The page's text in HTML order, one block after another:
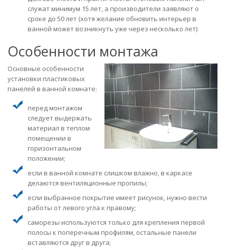
служат минимум 15 лет, а производители заявляют о
сроке до 50 лет (хотя желание обновить интерьер в
ванной может возникнуть уже через несколько лет)
Особенности монтажа
Основные особенности
установки пластиковых
панелей в ванной комнате:
перед монтажом
следует выдержать
материал в теплом
помещении в
горизонтальном
положении;
если в ванной комнате слишком влажно, в каркасе
делаются вентиляционные пропилы;
если выбранное покрытие имеет рисунок, нужно вести
работы от левого угла к правому;
саморезы используются только для крепления первой
полосы к поперечным профилям, остальные панели
вставляются друг в друга;